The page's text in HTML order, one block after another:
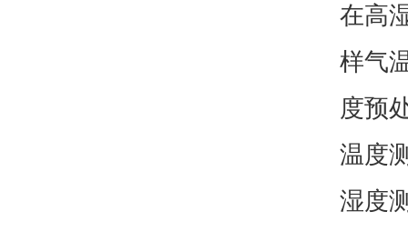
在高
样气
度预
温度
湿度